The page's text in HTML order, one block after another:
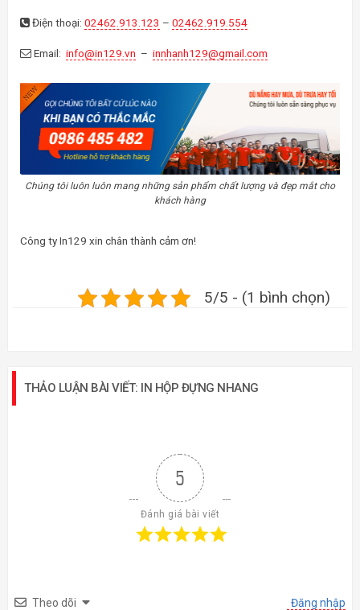
Điện thoại: 02462.913.123 – 02462.919.554
Email: info@in129.vn – innhanh129@gmail.com
Chúng tôi luôn luôn mang những sản phẩm chất lượng và đẹp mắt cho
khách hàng
Công ty In129 xin chân thành cảm ơn!
5/5 - (1 bình chọn)
THẢO LUẬN BÀI VIẾT: IN HỘP ĐỰNG NHANG
5
Đánh giá bài viết
Theo dõi Đăng nhập